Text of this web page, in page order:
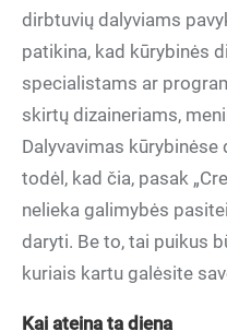
dirbtuvių dalyviams
patikina, kad kūrybinės
specialistams ar
skirtų dizaineriams,
Dalyvavimas
todėl, kad čia, pasak
nelieka galimybės
daryti. Be to, tai puikus
kuriais kartu galėsite
Kai ateina ta diena